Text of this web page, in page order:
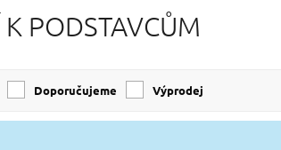
PODSTAVCŮM
Doporučujeme Výprodej